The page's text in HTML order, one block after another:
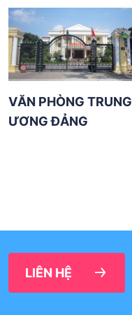
VĂN PHÒNG TRUNG
ƯƠNG ĐẢNG
LIÊN HỆ